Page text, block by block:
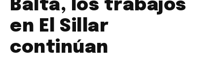
Balta, los trabajos
en El Sillar
continúan